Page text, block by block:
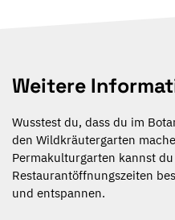
Weitere
Wusstest du, dass du im
den Wildkräutergarten
Permakulturgarten kannst
Restaurantöffnungszeiten
und entspannen.